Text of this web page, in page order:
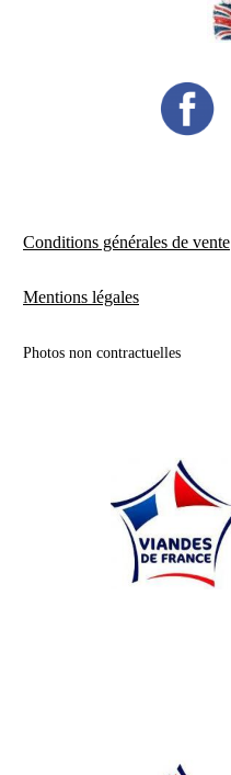
Conditions générales de vente
Mentions légales
Photos non contractuelles